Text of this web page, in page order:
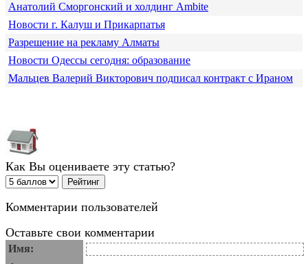
Анатолий Сморгонский и холдинг Ambite
Новости г. Калуш и Прикарпатья
Разрешение на рекламу Алматы
Новости Одессы сегодня: образование
Мальцев Валерий Викторович подписал контракт с Ираном
Как Вы оцениваете эту статью?
Комментарии пользователей
Оставьте свои комментарии
Имя: